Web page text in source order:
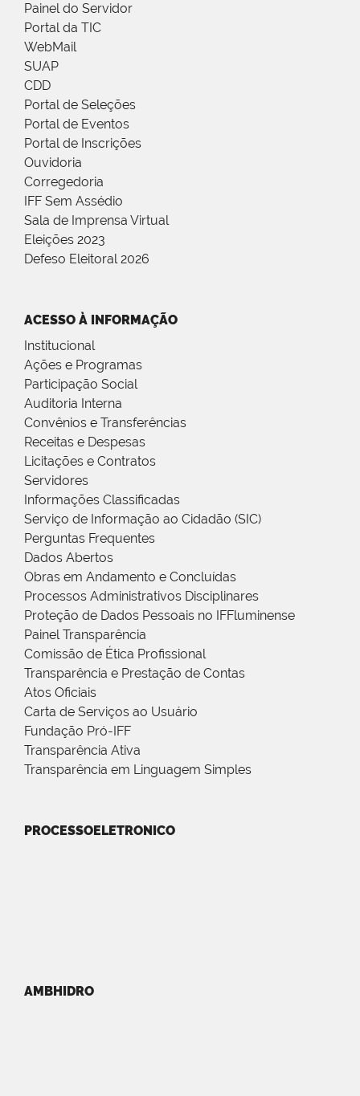
Painel do Servidor
Portal da TIC
WebMail
SUAP
CDD
Portal de Seleções
Portal de Eventos
Portal de Inscrições
Ouvidoria
Corregedoria
IFF Sem Assédio
Sala de Imprensa Virtual
Eleições 2023
Defeso Eleitoral 2026
ACESSO À INFORMAÇÃO
Institucional
Ações e Programas
Participação Social
Auditoria Interna
Convênios e Transferências
Receitas e Despesas
Licitações e Contratos
Servidores
Informações Classificadas
Serviço de Informação ao Cidadão (SIC)
Perguntas Frequentes
Dados Abertos
Obras em Andamento e Concluídas
Processos Administrativos Disciplinares
Proteção de Dados Pessoais no IFFluminense
Painel Transparência
Comissão de Ética Profissional
Transparência e Prestação de Contas
Atos Oficiais
Carta de Serviços ao Usuário
Fundação Pró-IFF
Transparência Ativa
Transparência em Linguagem Simples
PROCESSOELETRONICO
AMBHIDRO